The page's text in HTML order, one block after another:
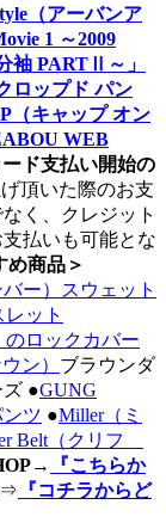
（アーバンア
1 ～2009
袖 PARTⅡ～」
ロップド パン
（キャップ オン
WEB
ード支払い開始の
頂いた際のお支
く、クレジット
払いも可能とな
め商品＞
バー）スウェット
ット
のロックカバー
ン） ブラウンダ
●GUNG
ツ ●Miller（ミ
Belt（クリフ
→
『こちらか
⇒ 『コチラからど